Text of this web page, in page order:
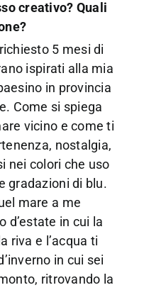
creativo? Quali
5 mesi di
ispirati alla mia
in provincia
Come si spiega
vicino e come ti
nostalgia,
nei colori che uso
gradazioni di blu.
mare a me
d’estate in cui la
riva e l’acqua ti
in cui sei
ritrovando la